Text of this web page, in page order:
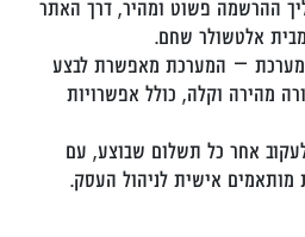
ההרשמה פשוט ומהיר, דרך האתר
אלטשולר שחם.
– המערכת מאפשרת לבצע
מהירה וקלה, כולל אפשרויות
אחר כל תשלום שבוצע, עם
מותאמים אישית לניהול העסק.